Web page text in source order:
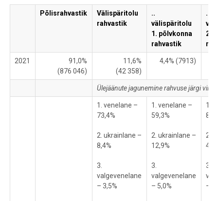
Põlisrahvastik
Välispäritolu
rahvastik
..
välispäritolu
1. põlvkonna
rahvastik
..
2.
2021
91,0%
(876 046)
11,6%
(42 358)
4,4% (7913)
Ülejäänute jagunemine rahvuse järgi
1. venelane –
73,4%
2. ukrainlane –
8,4%
3.
valgevenelane
– 3,5%
1. venelane –
59,3%
2. ukrainlane –
12,9%
3.
valgevenelane
– 5,0%
1.
2.
3.
–